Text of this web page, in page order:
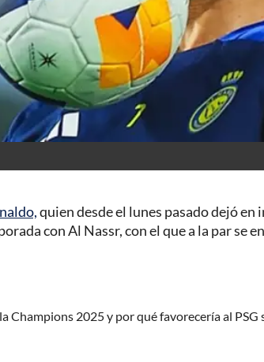
quien desde el lunes pasado dejó en
con Al Nassr, con el que a la par se
Champions 2025 y por qué favorecería al PSG